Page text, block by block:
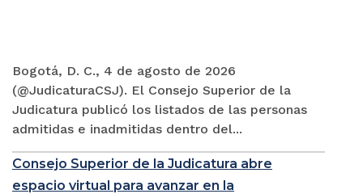
Bogotá, D. C., 4 de agosto de 2026
(@JudicaturaCSJ). El Consejo Superior de la
Judicatura publicó los listados de las personas
admitidas e inadmitidas dentro del...
Consejo Superior de la Judicatura abre
espacio virtual para avanzar en la